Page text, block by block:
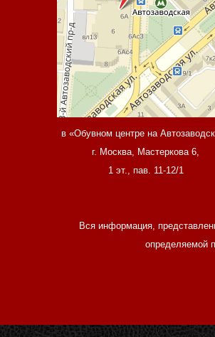
в «Обувном центре на
г. Москва, Мастеркова 6,
1 эт., пав. 11-12/1
Вся информация,
определяемой